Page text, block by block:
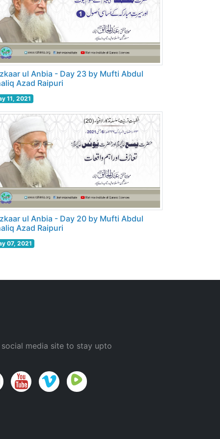
ul Anbia - Day 23 by Mufti Abdul
Azad Raipuri
11, 2021
ul Anbia - Day 20 by Mufti Abdul
Azad Raipuri
07, 2021
media site to stay upto